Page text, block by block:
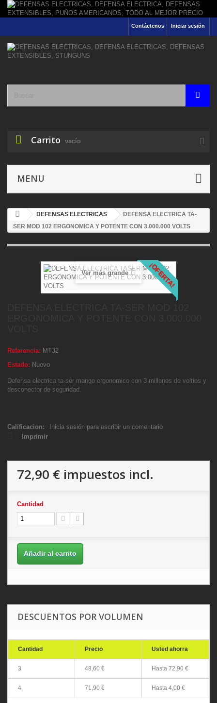
Iniciar sesión
Contáctenos
Carrito vacío
MENU
DEFENSAS ELECTRICAS
DEFENSA ELECTRICA TA-
SER MOD 102 ERGONOMICA Y POTENTE CON 3.000.000 VOLTS
¡OFERTA!
Ver más grande
Referencia: MT32
Estado: Nuevo
Defensa electrica ta-ser mango ergonomico con 3 millones de voltios y
desconector de seguridad.
Calificacion:
Inicia sesión para escribir un comentario
Imprimir
72,90 € impuestos incl.
Cantidad
Añadir al carrito
DESCUENTOS POR VOLUMEN
Cantidad Precio Usted ahorra
3 48,60 € Hasta 72,90 €
4 71,90 € Hasta 4,00 €